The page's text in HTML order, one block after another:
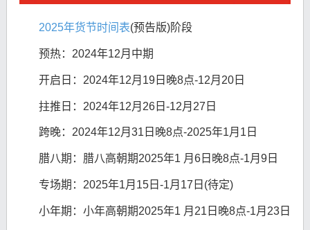
2025年货节时间表(预告版)阶段
预热：2024年12月中期
开启日：2024年12月19日晚8点-12月20日
拄推日：2024年12月26日-12月27日
跨晚：2024年12月31日晚8点-2025年1月1日
腊八期：腊八高朝期2025年1 月6日晚8点-1月9日
专场期：2025年1月15日-1月17日(待定)
小年期：小年高朝期2025年1 月21日晚8点-1月23日